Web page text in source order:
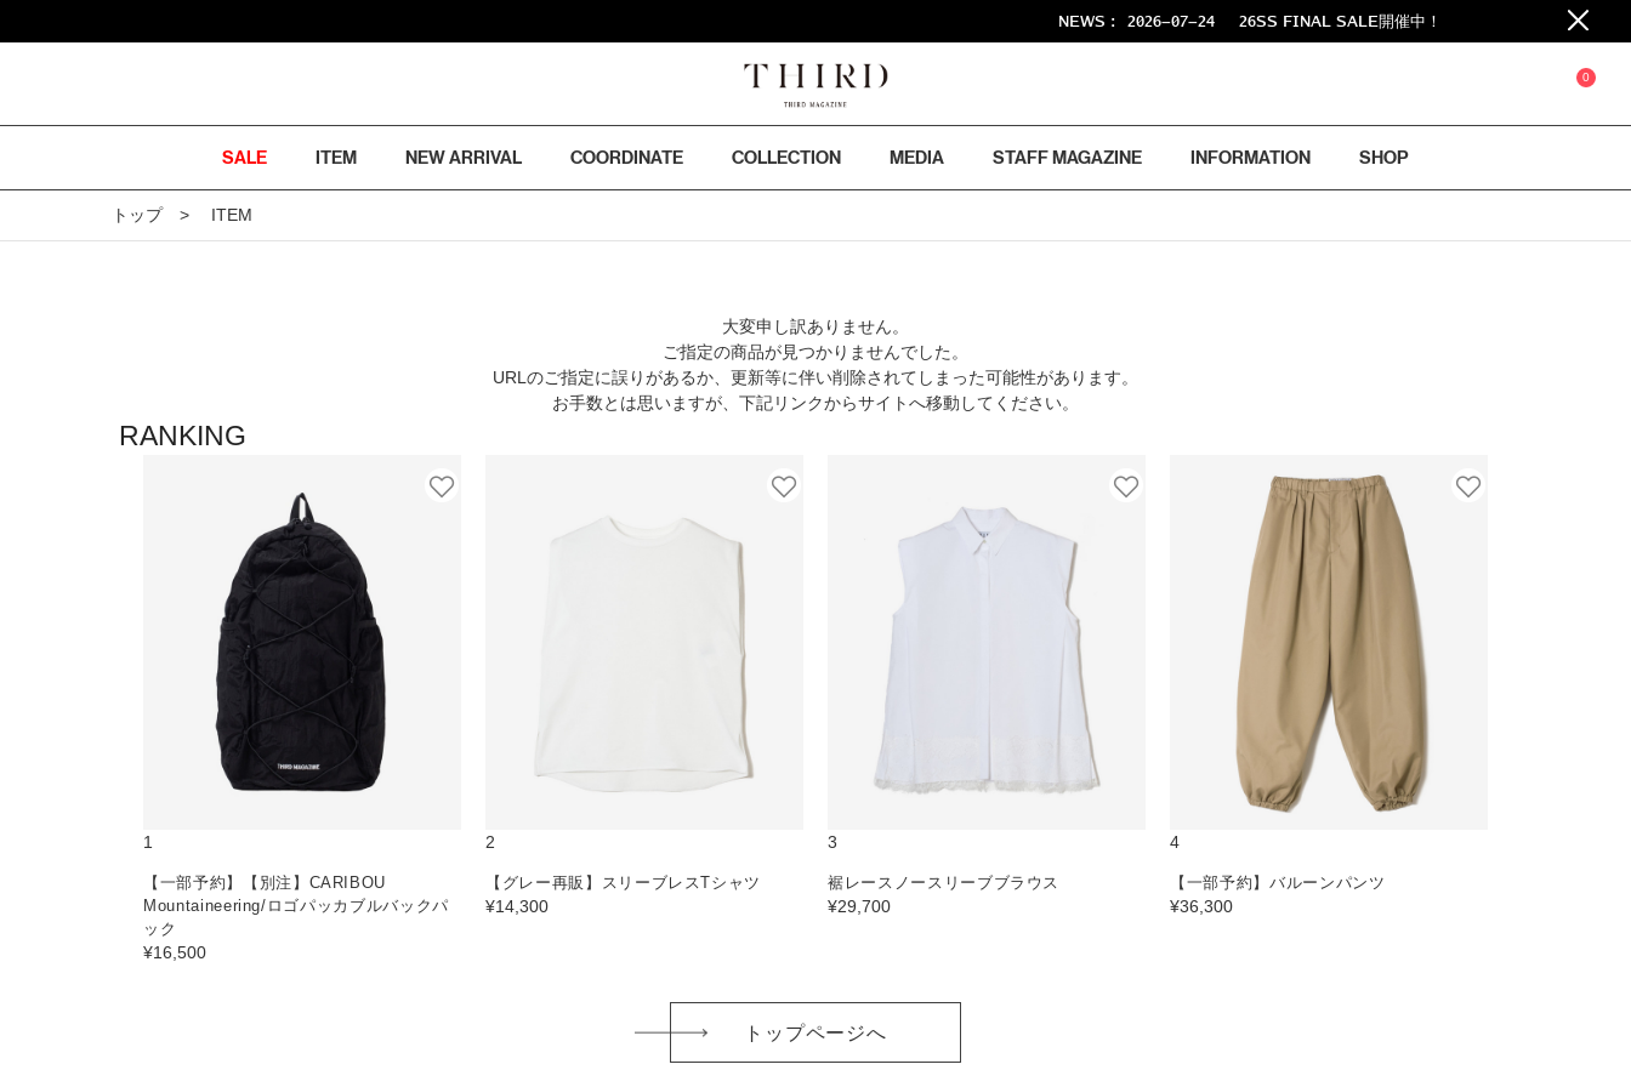
NEWS : 2026-07-24 26SS FINAL SALE開催中！
0
SALE ITEM NEW ARRIVAL COORDINATE COLLECTION MEDIA STAFF MAGAZINE INFORMATION SHOP
トップ ITEM
大変申し訳ありません。
ご指定の商品が見つかりませんでした。
URLのご指定に誤りがあるか、更新等に伴い削除されてしまった可能性があります。
お手数とは思いますが、下記リンクからサイトへ移動してください。
RANKING
1
【一部予約】【別注】CARIBOU
Mountaineering/ロゴパッカブルバックパ
ック
¥16,500
2
【グレー再販】スリーブレスTシャツ
¥14,300
3
裾レースノースリーブブラウス
¥29,700
4
【一部予約】バルーンパンツ
¥36,300
トップページへ